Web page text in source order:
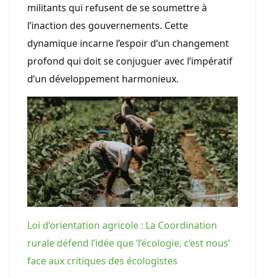
militants qui refusent de se soumettre à
l’inaction des gouvernements. Cette
dynamique incarne l’espoir d’un changement
profond qui doit se conjuguer avec l’impératif
d’un développement harmonieux.
Loi d’orientation agricole : La Coordination
rurale défend l’idée que ‘l’écologie, c’est nous’
face aux critiques des écologistes